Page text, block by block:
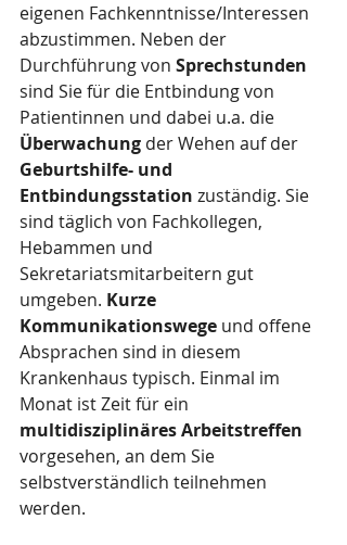
eigenen Fachkenntnisse/Interessen
abzustimmen. Neben der
Durchführung von Sprechstunden
sind Sie für die Entbindung von
Patientinnen und dabei u.a. die
Überwachung der Wehen auf der
Geburtshilfe- und
Entbindungsstation zuständig. Sie
sind täglich von Fachkollegen,
Hebammen und
Sekretariatsmitarbeitern gut
umgeben. Kurze
Kommunikationswege und offene
Absprachen sind in diesem
Krankenhaus typisch. Einmal im
Monat ist Zeit für ein
multidisziplinäres Arbeitstreffen
vorgesehen, an dem Sie
selbstverständlich teilnehmen
werden.